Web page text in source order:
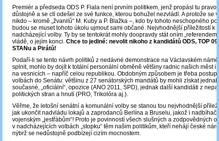
Premiér a předseda ODS P. Fiala není prvním politikem, jenž propásl tu
důstojně a se ctí odešel ze své funkce, kterou bohužel nezvládl. A protože se
nikdo – kromě „žvanilů“ M. Kuby a P. Blažka ‒, kdo by tohoto neschopného
budou se muset tohoto úkolu ujmout sami občané. Nejvhodnější příležitostí k
nadcházející volby. Ty by se tentokrát mohly doopravdy stát oním
vládě, o jejím konci. Chce to jediné: nevolit nikoho z kandidátů ODS, TOP
STANu a Pirátů!
Podaří-li se tento návrh politiků z nedávné demonstrace na Václavském
splnit, mohlo by dojít k totální personální obměně většiny radnic našich měst i
na vesnicích – napříč celou republikou. Obdobným způsobem je třeba
volbách do Senátu: většinu z 27 senátorských mandátů by mohli získat
současné, „oficiální“, opozice (ANO 2011, SPD), jednak další kandidáti z
politických stran a hnutí (PRO, Trikolóra aj.).
Věřme, že letošní senátní a komunální volby se stanou tou nejvhodnější
jak ukončit nadvládu lokajů a zaprodanců Berlína a Bruselu, jakož i
vojenským „jestřábům“! Proto je povinností všech slušných a zodpovědných
v nadcházejících volbách „stopku“ těm našim politikům, kteří nehájí české
nýbrž se nedůstojně podbízejí cizím mocnostem.